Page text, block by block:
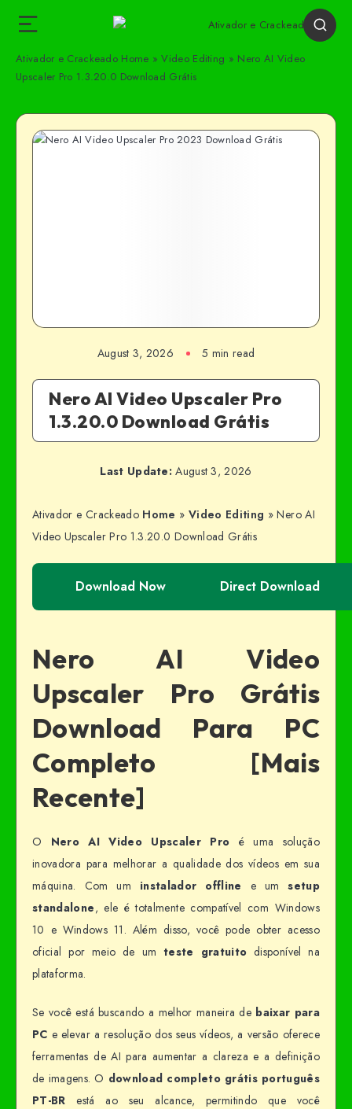
Ativador e Crackeado Home »Video Editing » Nero AI Video
Upscaler Pro 1.3.20.0 Download Grátis
August 3, 2026 5 min read
Nero AI Video Upscaler Pro
1.3.20.0 Download Grátis
Last Update: August 3, 2026
Ativador e Crackeado Home » Video Editing »Nero AI
Video Upscaler Pro 1.3.20.0 Download Grátis
Download Now Direct Download
Nero AI Video
Upscaler Pro Grátis
Download Para PC
Completo [Mais
Recente]
O Nero AI Video Upscaler Pro é uma solução
inovadora para melhorar a qualidade dos vídeos em sua
máquina. Com um instalador offline e umsetup
standalone, ele é totalmente compatível com Windows
10 e Windows 11. Além disso, você pode obter acesso
oficial por meio de umteste gratuito disponível na
plataforma.
Se você está buscando a melhor maneira de baixar para
PC e elevar a resolução dos seus vídeos, a versão oferece
ferramentas de AI para aumentar a clareza e a definição
de imagens. O download completo grátis português
PT-BR está ao seu alcance, permitindo que você